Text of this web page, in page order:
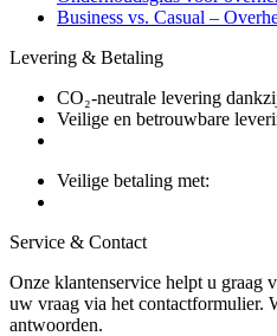
Business vs. Casual –
Levering & Betaling
CO₂-neutrale levering
Veilige en betrouwbare
Veilige betaling met:
Service & Contact
Onze klantenservice helpt u graag
uw vraag via het contactformulier.
antwoorden.